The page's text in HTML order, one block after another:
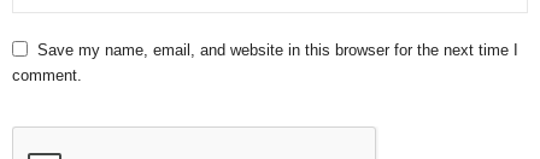
Save my name, email, and website in this browser for the next time I
comment.